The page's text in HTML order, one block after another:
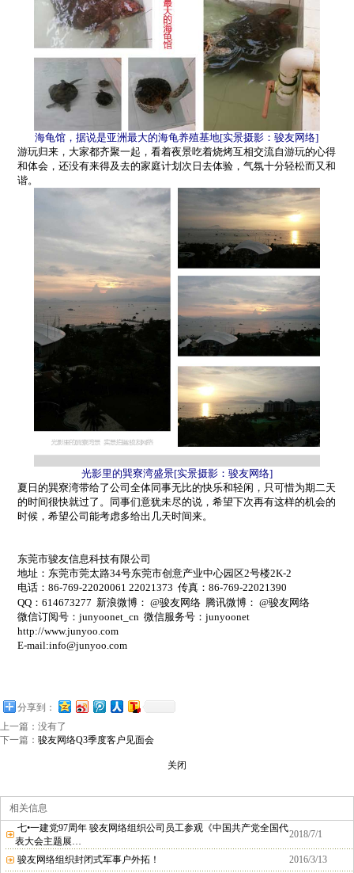
海龟馆，据说是亚洲最大的海龟养殖基地[实景摄影：骏友网络]
游玩归来，大家都齐聚一起，看着夜景吃着烧烤互相交流自游玩的心得
和体会，还没有来得及去的家庭计划次日去体验，气氛十分轻松而又和
谐。
光影里的巽寮湾盛景[实景摄影：骏友网络]
夏日的巽寮湾带给了公司全体同事无比的快乐和轻闲，只可惜为期二天
的时间很快就过了。同事们意犹未尽的说，希望下次再有这样的机会的
时候，希望公司能考虑多给出几天时间来。
东莞市骏友信息科技有限公司
地址：东莞市莞太路34号东莞市创意产业中心园区2号楼2K-2
电话：86-769-22020061 22021373 传真：86-769-22021390
QQ ：614673277 新浪微博：@骏友网络 腾讯微博： @骏友网络
微信订阅号：junyoonet_cn 微信服务号：junyoonet
http://www.junyoo.com
E-mail:info@junyoo.com
分享到：
上一篇：没有了
下一篇： 骏友网络Q3季度客户见面会
关闭
相关信息
七•一建党97周年 骏友网络组织公司员工参观《中国共产党全国代
表大会主题展…
2018/7/1
骏友网络组织封闭式军事户外拓！
2016/3/13